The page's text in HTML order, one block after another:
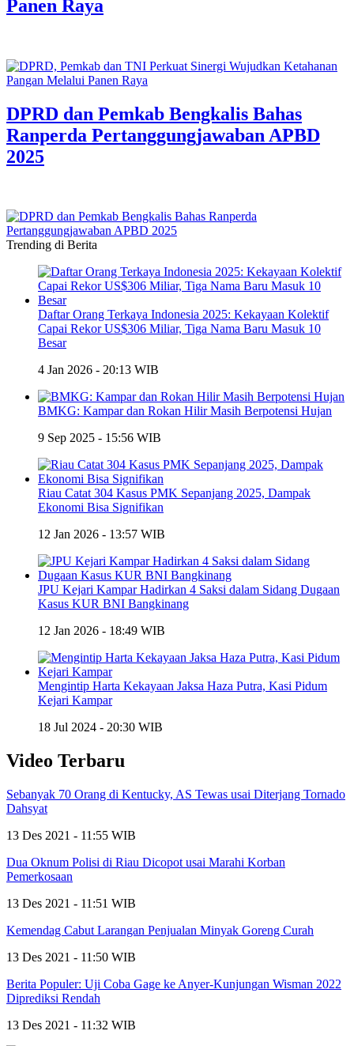
Panen Raya
DPRD dan Pemkab Bengkalis Bahas
Ranperda Pertanggungjawaban APBD
2025
Trending di Berita
Daftar Orang Terkaya Indonesia 2025: Kekayaan Kolektif
Capai Rekor US$306 Miliar, Tiga Nama Baru Masuk 10
Besar
4 Jan 2026 - 20:13 WIB
BMKG: Kampar dan Rokan Hilir Masih Berpotensi Hujan
9 Sep 2025 - 15:56 WIB
Riau Catat 304 Kasus PMK Sepanjang 2025, Dampak
Ekonomi Bisa Signifikan
12 Jan 2026 - 13:57 WIB
JPU Kejari Kampar Hadirkan 4 Saksi dalam Sidang Dugaan
Kasus KUR BNI Bangkinang
12 Jan 2026 - 18:49 WIB
Mengintip Harta Kekayaan Jaksa Haza Putra, Kasi Pidum
Kejari Kampar
18 Jul 2024 - 20:30 WIB
Video Terbaru
Sebanyak 70 Orang di Kentucky, AS Tewas usai Diterjang Tornado
Dahsyat
13 Des 2021 - 11:55 WIB
Dua Oknum Polisi di Riau Dicopot usai Marahi Korban
Pemerkosaan
13 Des 2021 - 11:51 WIB
Kemendag Cabut Larangan Penjualan Minyak Goreng Curah
13 Des 2021 - 11:50 WIB
Berita Populer: Uji Coba Gage ke Anyer-Kunjungan Wisman 2022
Diprediksi Rendah
13 Des 2021 - 11:32 WIB